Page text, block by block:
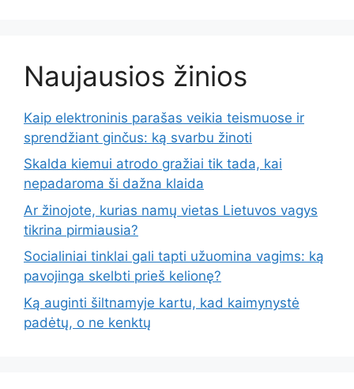
Naujausios žinios
Kaip elektroninis parašas veikia teismuose ir
sprendžiant ginčus: ką svarbu žinoti
Skalda kiemui atrodo gražiai tik tada, kai
nepadaroma ši dažna klaida
Ar žinojote, kurias namų vietas Lietuvos vagys
tikrina pirmiausia?
Socialiniai tinklai gali tapti užuomina vagims: ką
pavojinga skelbti prieš kelionę?
Ką auginti šiltnamyje kartu, kad kaimynystė
padėtų, o ne kenktų